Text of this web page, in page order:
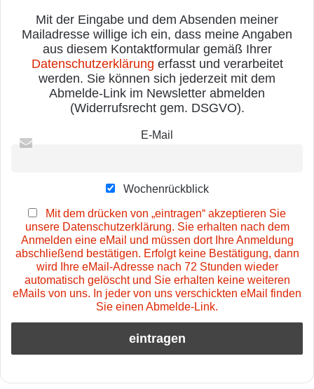
Mit der Eingabe und dem Absenden meiner
Mailadresse willige ich ein, dass meine Angaben
aus diesem Kontaktformular gemäß Ihrer
Datenschutzerklärung erfasst und verarbeitet
werden. Sie können sich jederzeit mit dem
Abmelde-Link im Newsletter abmelden
(Widerrufsrecht gem. DSGVO).
E-Mail
Wochenrückblick
Mit dem drücken von „eintragen“ akzeptieren Sie
unsere Datenschutzerklärung. Sie erhalten nach dem
Anmelden eine eMail und müssen dort Ihre Anmeldung
abschließend bestätigen. Erfolgt keine Bestätigung, dann
wird Ihre eMail-Adresse nach 72 Stunden wieder
automatisch gelöscht und Sie erhalten keine weiteren
eMails von uns. In jeder von uns verschickten eMail finden
Sie einen Abmelde-Link.